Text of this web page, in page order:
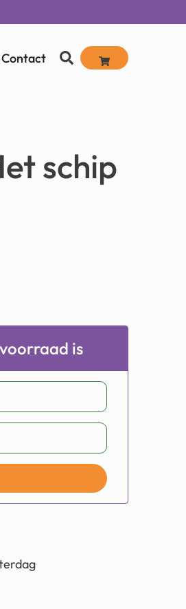
Contact
schip
is